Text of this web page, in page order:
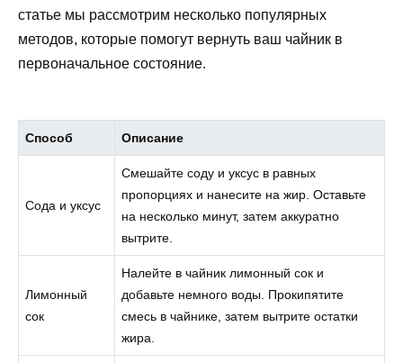
статье мы рассмотрим несколько популярных
методов, которые помогут вернуть ваш чайник в
первоначальное состояние.
Способ Описание
Сода и уксус
Смешайте соду и уксус в равных
пропорциях и нанесите на жир. Оставьте
на несколько минут, затем аккуратно
вытрите.
Лимонный
сок
Налейте в чайник лимонный сок и
добавьте немного воды. Прокипятите
смесь в чайнике, затем вытрите остатки
жира.